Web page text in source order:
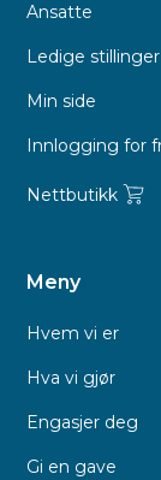
Ansatte
Ledige stillinger
Min side
Innlogging for
Nettbutikk
Meny
Hvem vi er
Hva vi gjør
Engasjer deg
Gi en gave